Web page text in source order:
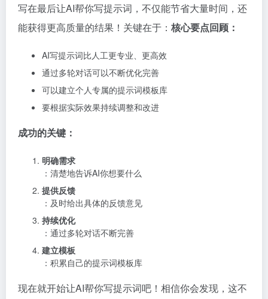
写在最后让AI帮你写提示词，不仅能节省大量时间，还
能获得更高质量的结果！关键在于： 核心要点回顾：
AI写提示词比人工更专业、更高效
通过多轮对话可以不断优化完善
可以建立个人专属的提示词模板库
要根据实际效果持续调整和改进
成功的关键：
明确需求
：清楚地告诉AI你想要什么
提供反馈
：及时给出具体的反馈意见
持续优化
：通过多轮对话不断完善
建立模板
：积累自己的提示词模板库
现在就开始让AI帮你写提示词吧！相信你会发现，这不